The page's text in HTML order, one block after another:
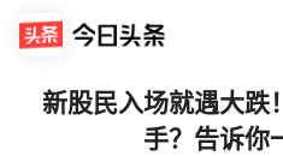
新股民入场就遇大跌
手？告诉你